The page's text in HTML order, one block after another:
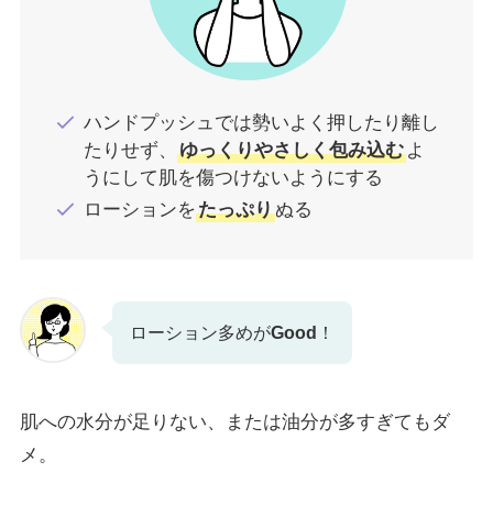
ハンドプッシュでは勢いよく押したり離し
たりせず、ゆっくりやさしく包み込む よ
うにして肌を傷つけないようにする
ローションをたっぷりぬる
ローション多めがGood ！
肌への水分が足りない、または油分が多すぎてもダ
メ。